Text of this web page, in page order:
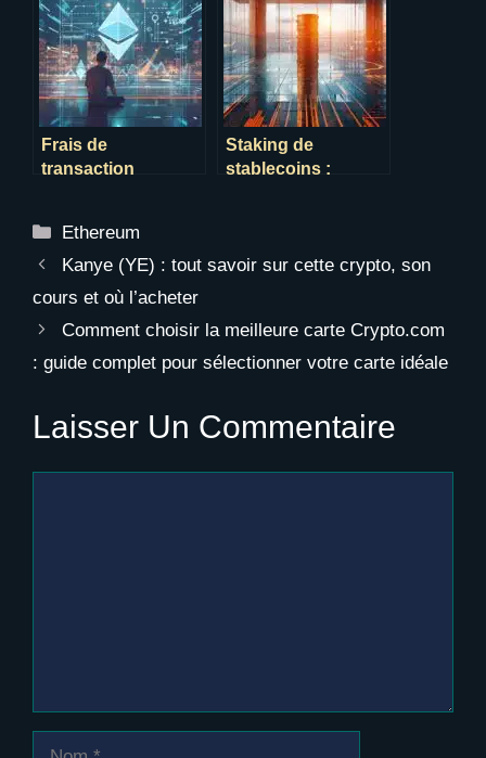
Frais de
transaction
réduire les coûts et
optimiser vos
transferts
Staking de
stablecoins :
faible volatilité
Catégories
Ethereum
Kanye (YE) : tout savoir sur cette crypto, son
cours et où l’acheter
Comment choisir la meilleure carte Crypto.com
: guide complet pour sélectionner votre carte idéale
Laisser Un Commentaire